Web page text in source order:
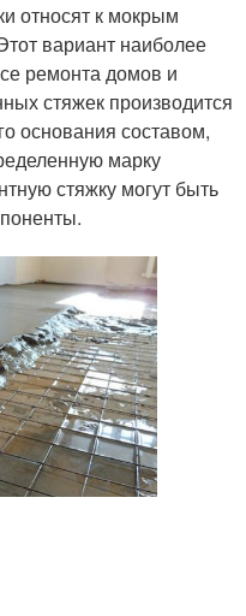
относят к мокрым
вариант наиболее
ремонта домов и
стяжек производится
основания составом,
марку
стяжку могут быть